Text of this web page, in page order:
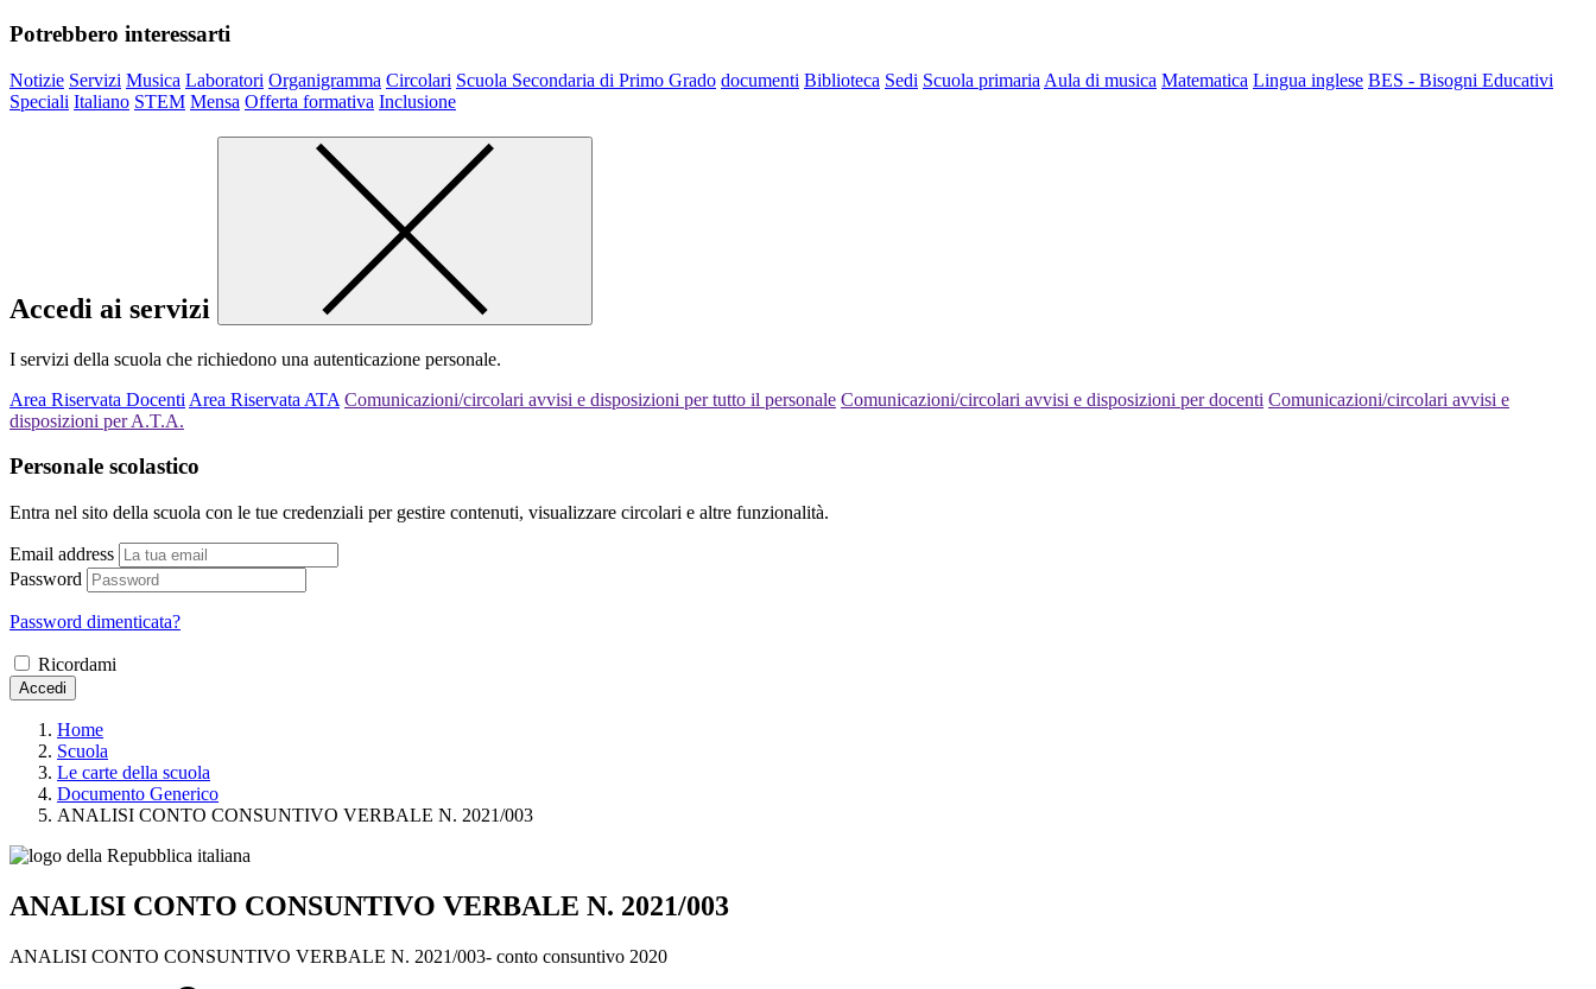
Potrebbero interessarti
Notizie Servizi Musica Laboratori Organigramma Circolari Scuola Secondaria di Primo Grado documenti Biblioteca Sedi Scuola primaria Aula di musica Matematica Lingua inglese BES - Bisogni Educativi
Speciali Italiano STEM Mensa Offerta formativa Inclusione
Accedi ai servizi
I servizi della scuola che richiedono una autenticazione personale.
Area Riservata Docenti Area Riservata ATA Comunicazioni/circolari avvisi e disposizioni per tutto il personale Comunicazioni/circolari avvisi e disposizioni per docenti Comunicazioni/circolari avvisi e
disposizioni per A.T.A.
Personale scolastico
Entra nel sito della scuola con le tue credenziali per gestire contenuti, visualizzare circolari e altre funzionalità.
Email address
Password
Password dimenticata?
Ricordami
Accedi
Home
Scuola
Le carte della scuola
Documento Generico
ANALISI CONTO CONSUNTIVO VERBALE N. 2021/003
ANALISI CONTO CONSUNTIVO VERBALE N. 2021/003
ANALISI CONTO CONSUNTIVO VERBALE N. 2021/003- conto consuntivo 2020